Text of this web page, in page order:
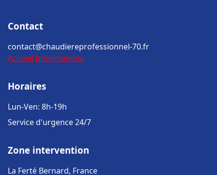
Contact
contact@chaudiereprofessionnel-70.fr
Accueil Informations
Horaires
Lun-Ven: 8h-19h
Service d'urgence 24/7
Zone intervention
La Ferté Bernard, France